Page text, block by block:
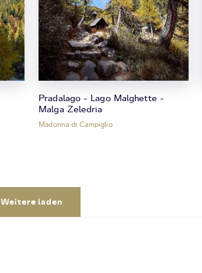
Pradalago - Lago Malghette -
Malga Zeledria
Madonna di Campiglio
Weitere laden